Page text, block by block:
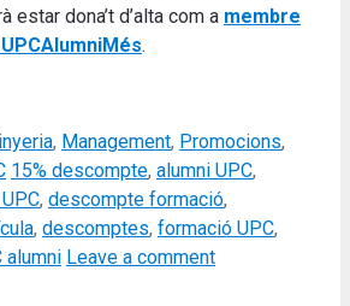
estar dona’t d’alta com a membre
.
, Management, Promocions,
Tags
15% descompte, alumni UPC,
, descompte formació,
, descomptes, formació UPC,
alumni Leave a comment